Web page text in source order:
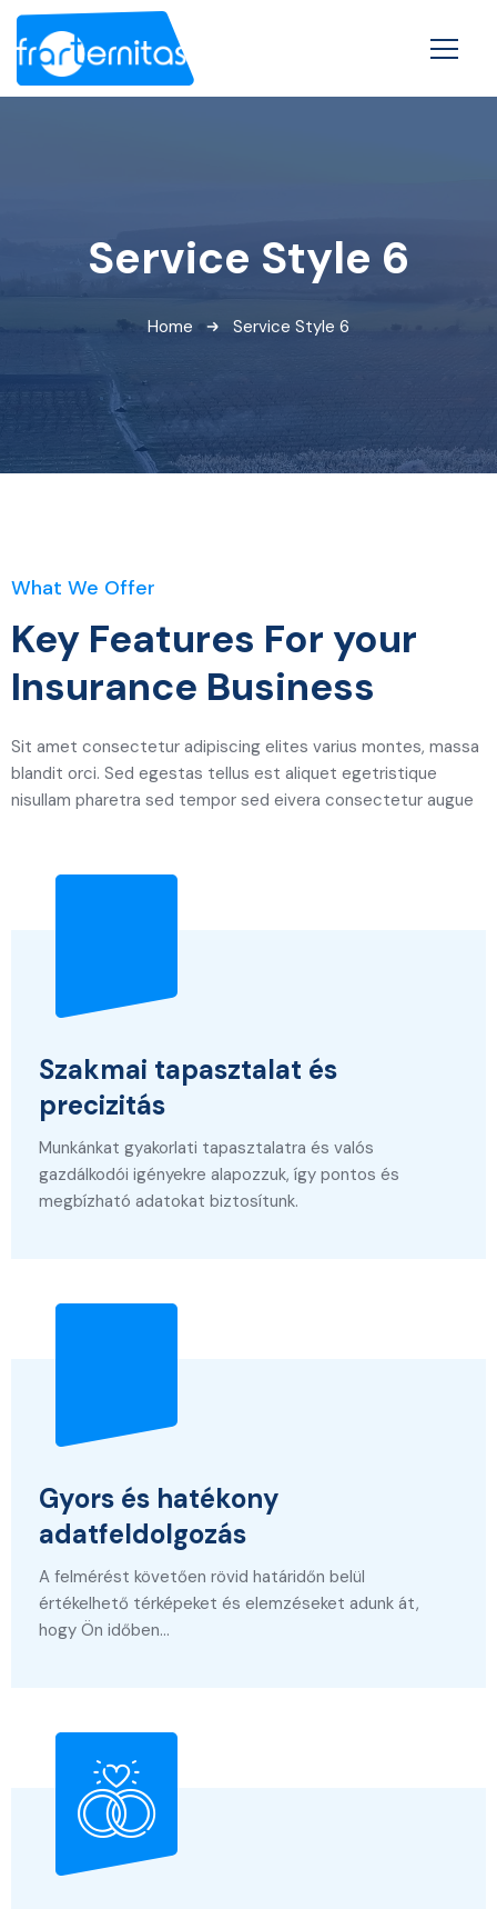
Service Style 6
Home Service Style 6
What We Offer
Key Features For your
Insurance Business
Sit amet consectetur adipiscing elites varius montes, massa
blandit orci. Sed egestas tellus est aliquet egetristique
nisullam pharetra sed tempor sed eivera consectetur augue
Szakmai tapasztalat és
precizitás
Munkánkat gyakorlati tapasztalatra és valós
gazdálkodói igényekre alapozzuk, így pontos és
megbízható adatokat biztosítunk.
Gyors és hatékony
adatfeldolgozás
A felmérést követően rövid határidőn belül
értékelhető térképeket és elemzéseket adunk át,
hogy Ön időben…